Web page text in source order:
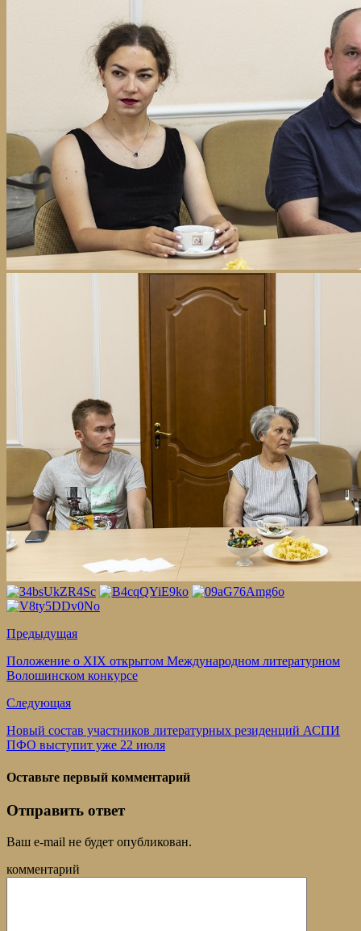
Предыдущая
Положение о XIX открытом Международном литературном
Волошинском конкурсе
Следующая
Новый состав участников литературных резиденций АСПИ
ПФО выступит уже 22 июля
Оставьте первый комментарий
Отправить ответ
Ваш e-mail не будет опубликован.
комментарий